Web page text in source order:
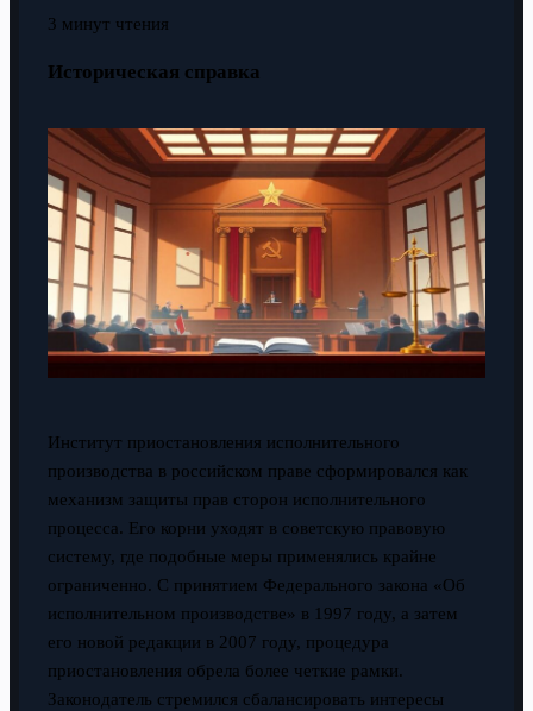
3 минут чтения
Историческая справка
Институт приостановления исполнительного
производства в российском праве сформировался как
механизм защиты прав сторон исполнительного
процесса. Его корни уходят в советскую правовую
систему, где подобные меры применялись крайне
ограниченно. С принятием Федерального закона «Об
исполнительном производстве» в 1997 году, а затем
его новой редакции в 2007 году, процедура
приостановления обрела более четкие рамки.
Законодатель стремился сбалансировать интересы